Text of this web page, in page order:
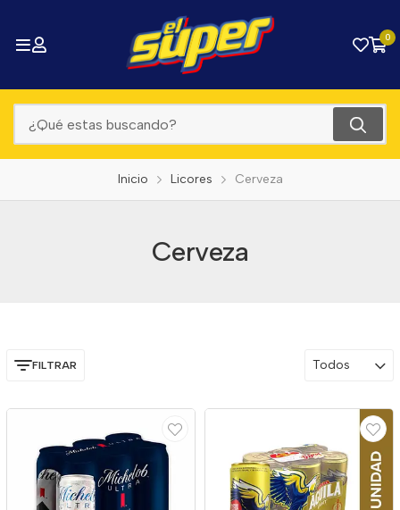
0
Inicio Licores Cerveza
Cerveza
FILTRAR Todos